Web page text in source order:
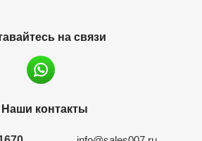
на связи
Наши контакты